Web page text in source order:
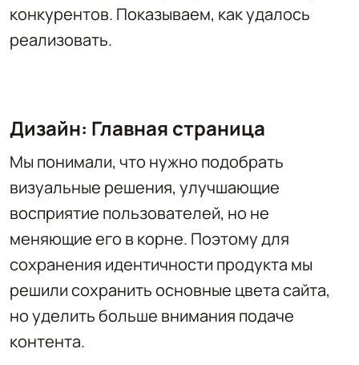
конкурентов. Показываем, как удалось
реализовать.
Дизайн: Главная страница
Мы понимали, что нужно подобрать
визуальные решения, улучшающие
восприятие пользователей, но не
меняющие его в корне. Поэтому для
сохранения идентичности продукта мы
решили сохранить основные цвета сайта,
но уделить больше внимания подаче
контента.